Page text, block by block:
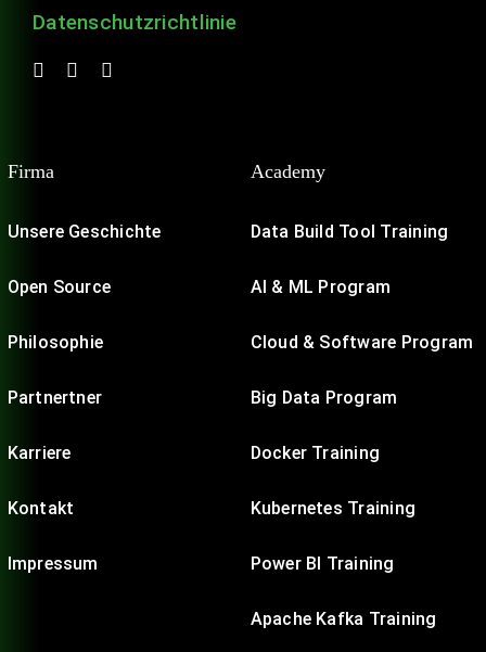
Datenschutzrichtlinie
Firma
Unsere Geschichte
Open Source
Philosophie
Partnertner
Karriere
Kontakt
Impressum
Academy
Data Build Tool Training
AI & ML Program
Cloud & Software Program
Big Data Program
Docker Training
Kubernetes Training
Power BI Training
Apache Kafka Training